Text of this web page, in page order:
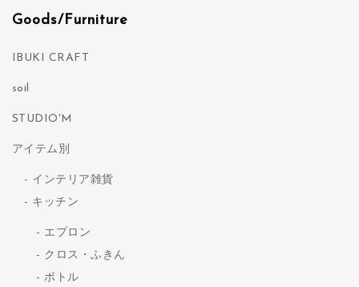
Goods/Furniture
IBUKI CRAFT
soil
STUDIO'M
アイテム別
インテリア雑貨
キッチン
エプロン
クロス・ふきん
ボトル